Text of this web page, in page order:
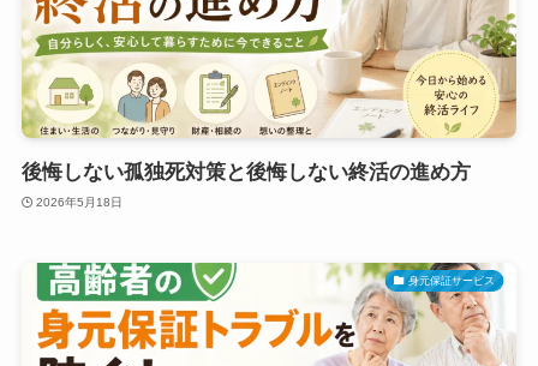
後悔しない孤独死対策と後悔しない終活の進め方
2026年5月18日
身元保証サービス